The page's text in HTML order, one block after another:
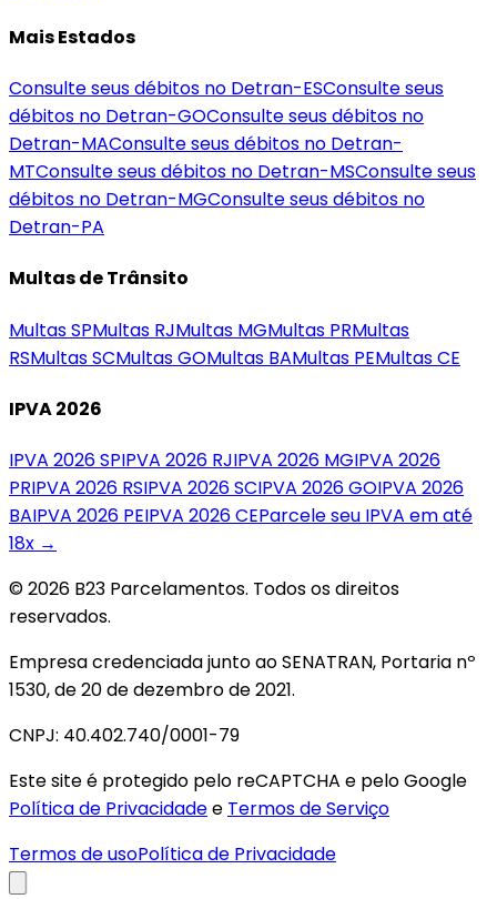
Mais Estados
Consulte seus débitos no Detran-ESConsulte seus
débitos no Detran-GOConsulte seus débitos no
Detran-MAConsulte seus débitos no Detran-
MTConsulte seus débitos no Detran-MSConsulte seus
débitos no Detran-MGConsulte seus débitos no
Detran-PA
Multas de Trânsito
MultasSPMultas RJMultas MGMultas PRMultas
RSMultasSCMultasGOMultas BAMultas PEMultasCE
IPVA 2026
IPVA 2026SPIPVA 2026 RJIPVA 2026 MGIPVA 2026
PRIPVA 2026 RSIPVA 2026SCIPVA 2026GOIPVA 2026
BAIPVA 2026 PEIPVA 2026CEParcele seu IPVA em até
18x →
© 2026 B23 Parcelamentos. Todos os direitos
reservados.
Empresa credenciada junto ao SENATRAN, Portaria nº
1530, de 20 de dezembro de 2021.
CNPJ: 40.402.740/0001-79
Este site é protegido pelo reCAPTCHA e pelo Google
Política de Privacidadee Termos de Serviço
Termos de usoPolítica de Privacidade